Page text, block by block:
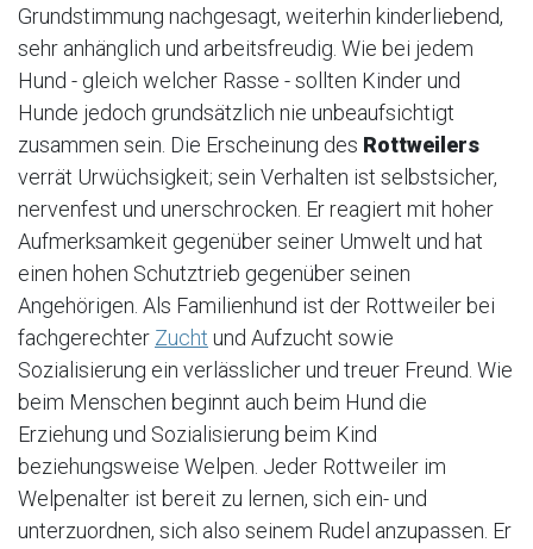
Grundstimmung nachgesagt, weiterhin kinderliebend,
sehr anhänglich und arbeitsfreudig. Wie bei jedem
Hund - gleich welcher Rasse - sollten Kinder und
Hunde jedoch grundsätzlich nie unbeaufsichtigt
zusammen sein. Die Erscheinung des Rottweilers
verrät Urwüchsigkeit; sein Verhalten ist selbstsicher,
nervenfest und unerschrocken. Er reagiert mit hoher
Aufmerksamkeit gegenüber seiner Umwelt und hat
einen hohen Schutztrieb gegenüber seinen
Angehörigen. Als Familienhund ist der Rottweiler bei
fachgerechter Zucht und Aufzucht sowie
Sozialisierung ein verlässlicher und treuer Freund. Wie
beim Menschen beginnt auch beim Hund die
Erziehung und Sozialisierung beim Kind
beziehungsweise Welpen. Jeder Rottweiler im
Welpenalter ist bereit zu lernen, sich ein- und
unterzuordnen, sich also seinem Rudel anzupassen. Er